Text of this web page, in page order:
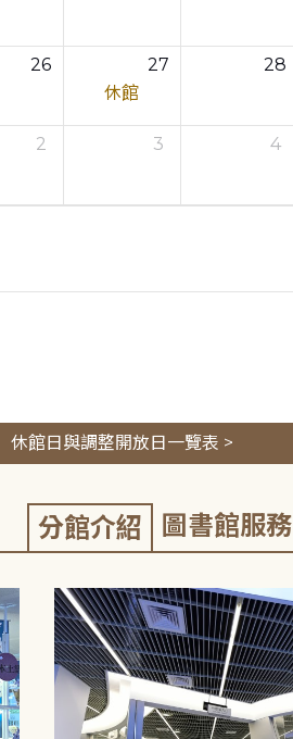
26
27
休館
28
2 3 4
休館日與調整開放日一覽表 >
分館介紹 圖書館服務